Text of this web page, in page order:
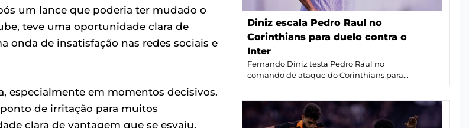
um lance que poderia ter mudado o
teve uma oportunidade clara de
onda de insatisfação nas redes sociais e
especialmente em momentos decisivos.
de irritação para muitos
clara de vantagem que se esvaiu.
Diniz escala Pedro Raul no
Corinthians para duelo contra o
Inter
Fernando Diniz testa Pedro Raul no
comando de ataque do Corinthians para...